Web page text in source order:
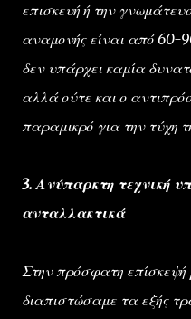
επισκευή ή την
αναμονής είναι από 60-
δεν υπάρχει καμία
αλλά ούτε και ο
παραμικρό για την τύχη
3. Ανύπαρκτη τεχνική
ανταλλακτικά
Στην πρόσφατη
διαπιστώσαμε τα εξής